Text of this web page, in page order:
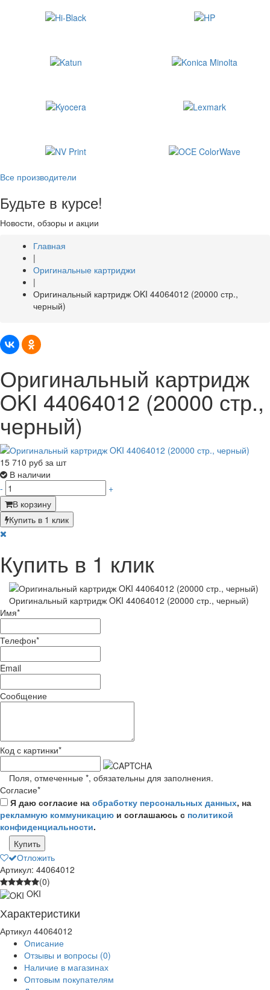
Все производители
Будьте в курсе!
Новости, обзоры и акции
Главная
|
Оригинальные картриджи
|
Оригинальный картридж OKI 44064012 (20000 стр.,
черный)
Оригинальный картридж
OKI 44064012 (20000 стр.,
черный)
15 710 руб за шт
В наличии
-
+
В корзину
Купить в 1 клик
Купить в 1 клик
Оригинальный картридж OKI 44064012 (20000 стр., черный)
Имя*
Телефон*
Email
Сообщение
Код с картинки*
Поля, отмеченные *, обязательны для заполнения.
Согласие*
Я даю согласие на обработку персональных данных, на
рекламную коммуникацию и соглашаюсь с политикой
конфиденциальности.
Купить
Отложить
Артикул: 44064012
(0)
OKI
Характеристики
Артикул 44064012
Описание
Отзывы и вопросы (0)
Наличие в магазинах
Оптовым покупателям